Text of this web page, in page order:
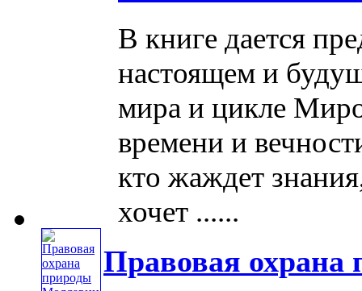
В книге дается
настоящем и
мира и цикле
времени и
кто жаждет
хочет ......
Правовая